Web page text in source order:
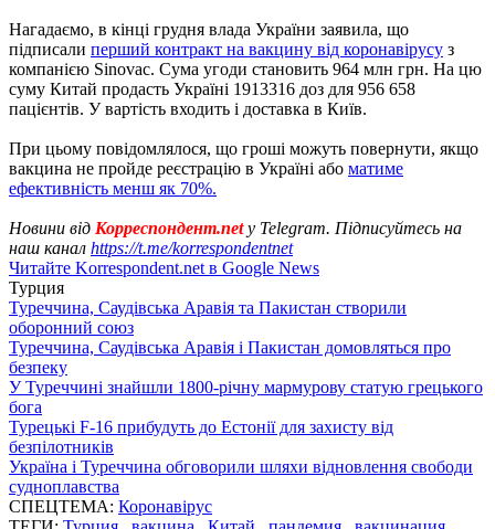
Нагадаємо, в кінці грудня влада України заявила, що
підписали перший контракт на вакцину від коронавірусу з
компанією Sinovac. Сума угоди становить 964 млн грн. На цю
суму Китай продасть Україні 1913316 доз для 956 658
пацієнтів. У вартість входить і доставка в Київ.
При цьому повідомлялося, що гроші можуть повернути, якщо
вакцина не пройде реєстрацію в Україні або матиме
ефективність менш як 70%.
Новини від Корреспондент.netу Telegram. Підписуйтесь на
наш канал https://t.me/korrespondentnet
Читайте Korrespondent.net в Google News
Турция
Туреччина, Саудівська Аравія та Пакистан створили
оборонний союз
Туреччина, Саудівська Аравія і Пакистан домовляться про
безпеку
У Туреччині знайшли 1800-річну мармурову статую грецького
бога
Турецькі F-16 прибудуть до Естонії для захисту від
безпілотників
Україна і Туреччина обговорили шляхи відновлення свободи
судноплавства
СПЕЦТЕМА: Коронавірус